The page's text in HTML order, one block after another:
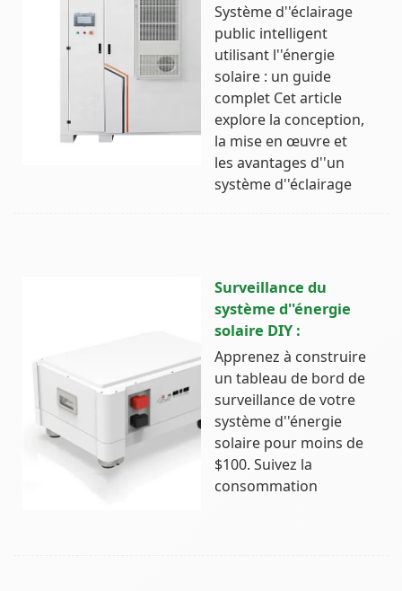
Système d''éclairage
public intelligent
utilisant l''énergie
solaire : un guide
complet Cet article
explore la conception,
la mise en œuvre et
les avantages d''un
système d''éclairage
Surveillance du
système d''énergie
solaire DIY :
Apprenez à construire
un tableau de bord de
surveillance de votre
système d''énergie
solaire pour moins de
$100. Suivez la
consommation